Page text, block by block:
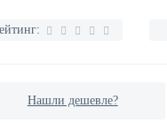
Нашли дешевле?